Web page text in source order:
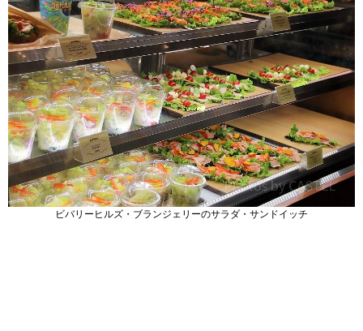
ビバリーヒルズ・ブランジェリーのサラダ・サンドイッチ